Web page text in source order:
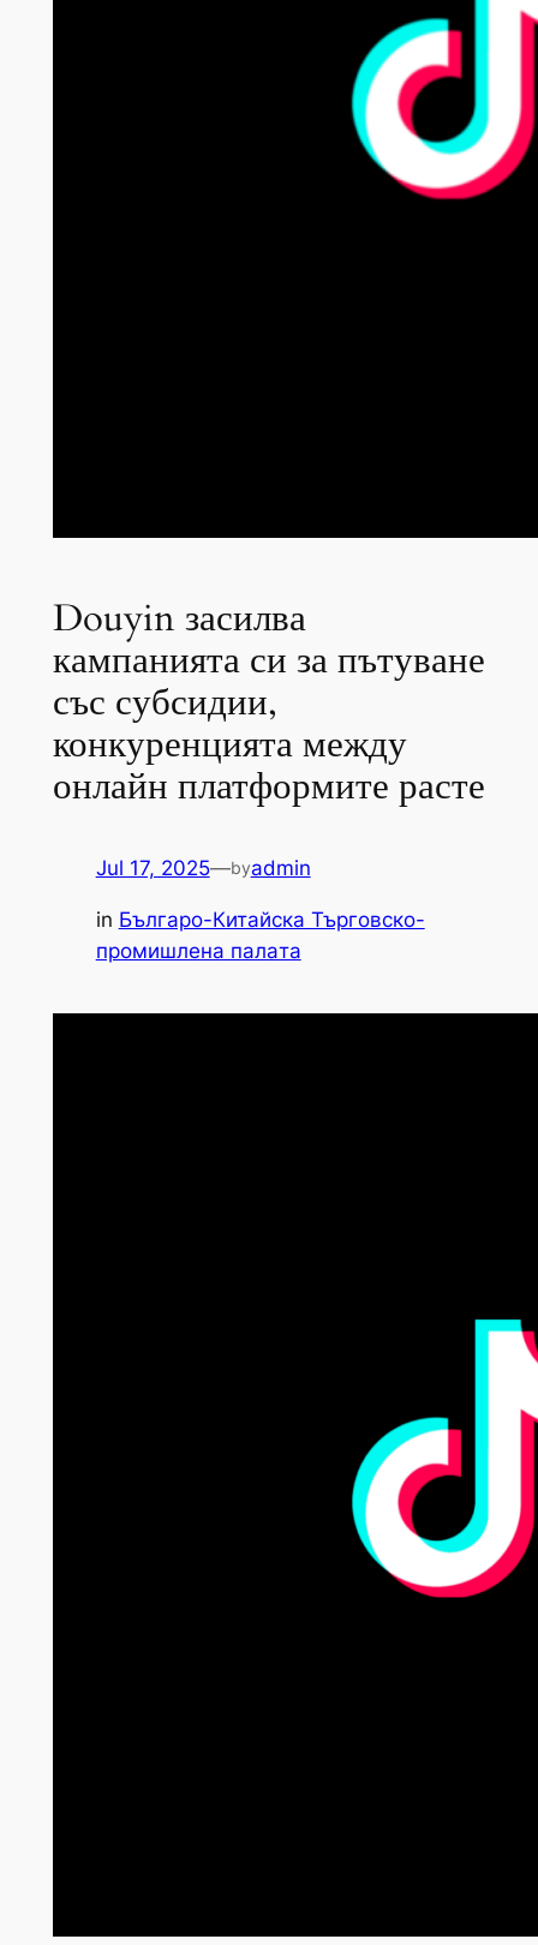
Douyin засилва
кампанията си за пътуване
със субсидии,
конкуренцията между
онлайн платформите расте
Jul 17, 2025—byadmin
in Българо-Китайска Търговско-
промишлена палaта